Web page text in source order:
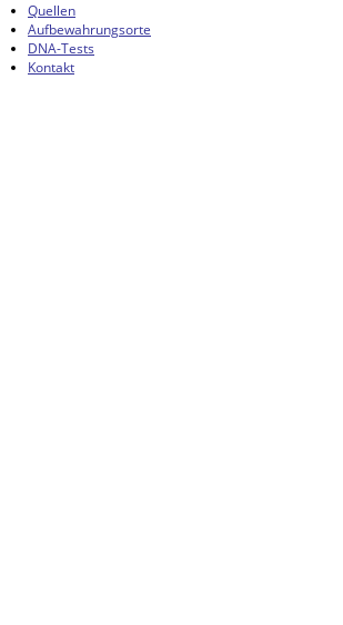
Quellen
Aufbewahrungsorte
DNA-Tests
Kontakt